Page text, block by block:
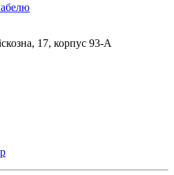
17, корпус 93-А